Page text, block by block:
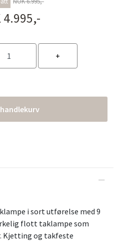
4.995,-
i sort utførelse med 9
flott taklampe som
Kjetting og takfeste